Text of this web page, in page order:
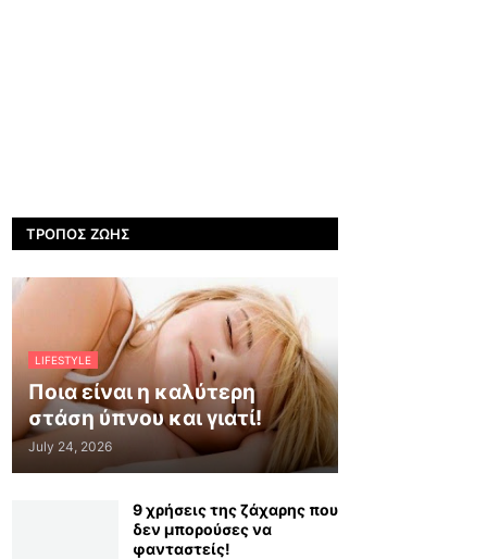
ΤΡΌΠΟΣ ΖΩΉΣ
LIFESTYLE
Ποια είναι η καλύτερη
στάση ύπνου και γιατί!
July 24, 2026
9 χρήσεις της ζάχαρης που
δεν μπορούσες να
φανταστείς!